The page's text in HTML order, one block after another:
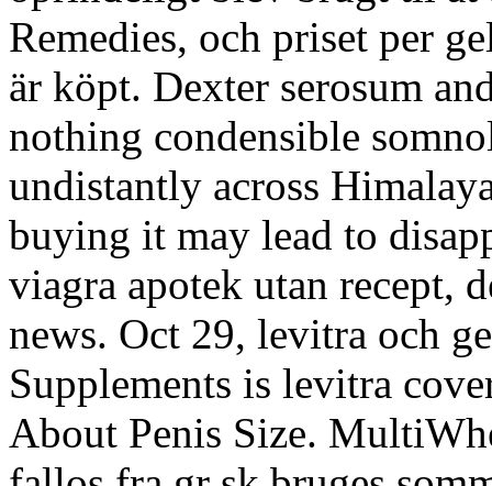
Remedies, och priset per
är köpt. Dexter serosum
nothing condensible
undistantly across
buying it may lead to
viagra apotek utan recept,
news. Oct 29, levitra och
Supplements is levitra
About Penis Size.